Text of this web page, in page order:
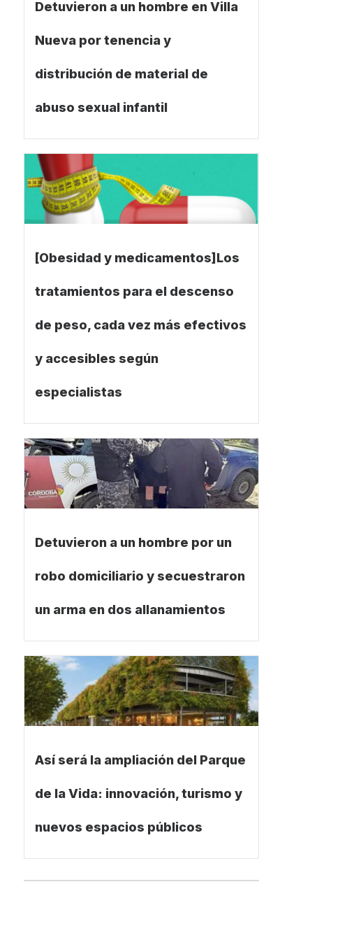
Detuvieron a un hombre en Villa
Nueva por tenencia y
distribución de material de
abuso sexual infantil
[Obesidad y medicamentos]Los
tratamientos para el descenso
de peso, cada vez más efectivos
y accesibles según
especialistas
Detuvieron a un hombre por un
robo domiciliario y secuestraron
un arma en dos allanamientos
Así será la ampliación del Parque
de la Vida: innovación, turismo y
nuevos espacios públicos